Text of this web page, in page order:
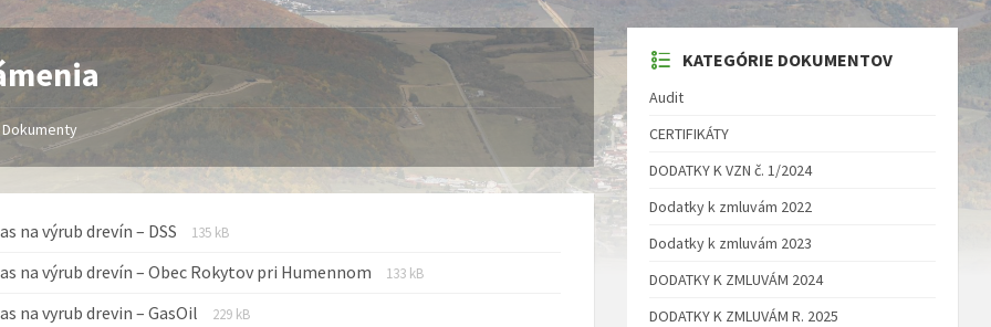
Dokumenty
na výrub drevín – DSS
Prípona
pdf
Veľkosť
135 kB
na výrub drevín – Obec Rokytov pri Humennom
Prípona
Veľkosť
133 kB
na vyrub drevin – GasOil
Prípona
Veľkosť
229 kB
KATEGÓRIE DOKUMENTOV
Audit
CERTIFIKÁTY
DODATKY K VZN č. 1/2024
Dodatky k zmluvám 2022
Dodatky k zmluvám 2023
DODATKY K ZMLUVÁM 2024
DODATKY K ZMLUVÁM R. 2025